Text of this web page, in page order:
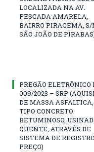
LOCALIZADA NA AV.
PESCADA AMARELA,
BAIRRO PIRACEMA, S/
SÃO JOÃO DE
PREGÃO ELETRÔNICO
009/2023 – SRP
DE MASSA ASFALTICA,
TIPO CONCRETO
BETUMINOSO,
QUENTE, ATRAVÉS DE
SISTEMA DE
PREÇO)